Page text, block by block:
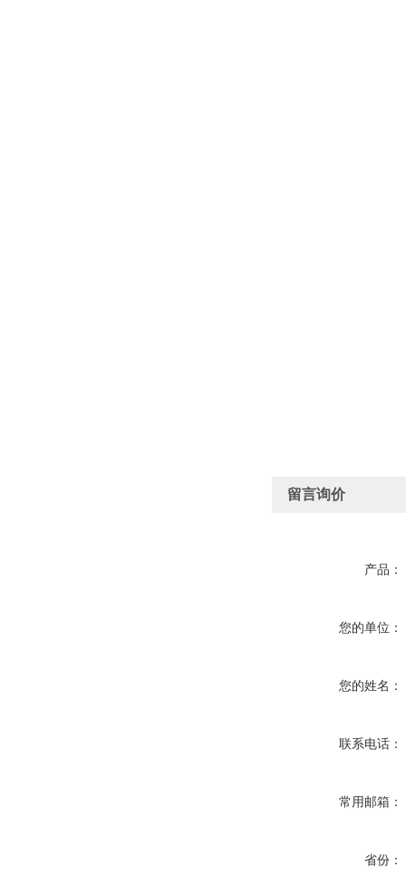
留言询价
产品：
您的单位：
您的姓名：
联系电话：
常用邮箱：
省份：